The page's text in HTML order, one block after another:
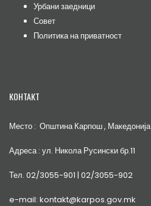
Урбани заедници
Совет
Политика на приватност
КОНТАКТ
Место : Општина Карпош , Македонија
Адреса : ул. Никола Русински бр.11
Тел. 02/3055-901 | 02/3055-902
e-mail: kontakt@karpos.gov.mk